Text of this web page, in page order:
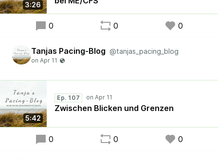
3:26
0 0 0
Tanjas Pacing-Blog @tanjas_pacing_blog
5:42
Ep. 107
Zwischen Blicken und Grenzen
0 0 0